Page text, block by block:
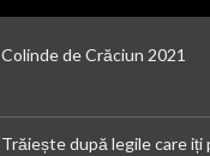
Colinde de Crăciun 2021
Trăiește după legile care iți